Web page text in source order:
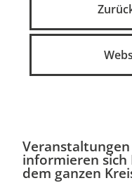
Veranstaltungen
informieren
dem ganzen